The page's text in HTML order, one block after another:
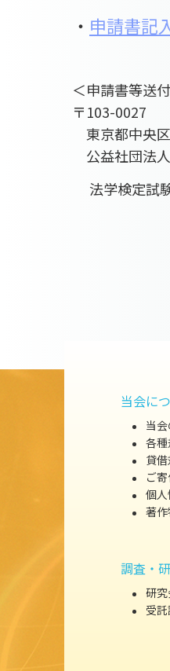
・ 申請書記
＜申請書等送
〒103-0027
東京都中央
公益社団法
法学検定試
当会に
当
各
貸
ご
個
著
調査・
研
受